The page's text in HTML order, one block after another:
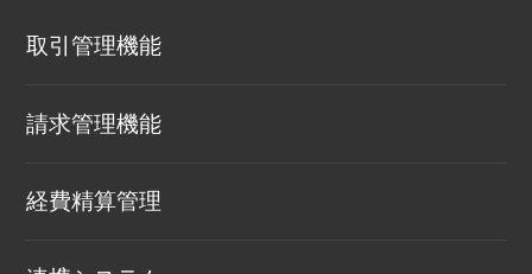
取引管理機能
請求管理機能
経費精算管理